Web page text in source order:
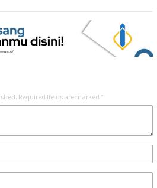
Required fields are marked *